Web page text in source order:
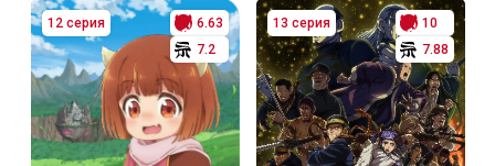
12 серия
6.63
7.2
13 серия
10
7.88